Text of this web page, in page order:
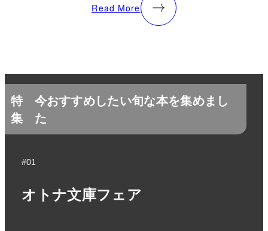
Read More
特
集
今おすすめしたい旬な本を集めまし
た
#01
オトナ文庫フェア